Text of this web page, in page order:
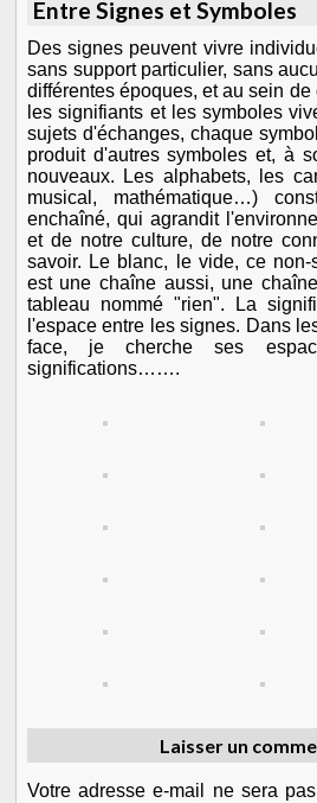
Entre Signes et Symboles
Des signes peuvent vivre
sans support particulier, sans
différentes époques, et au sein
les signifiants et les symboles
sujets d'échanges, chaque
produit d'autres symboles et, à
nouveaux. Les alphabets, les
musical, mathématique…)
enchaîné, qui agrandit
et de notre culture, de notre
savoir. Le blanc, le vide, ce
est une chaîne aussi, une
tableau nommé "rien". La
l'espace entre les signes. Dans
face, je cherche ses
significations…….
Laisser un
Votre adresse e-mail ne sera